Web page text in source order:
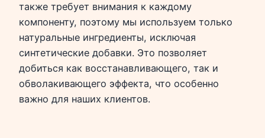
также требует внимания к каждому
компоненту, поэтому мы используем только
натуральные ингредиенты, исключая
синтетические добавки. Это позволяет
добиться как восстанавливающего, так и
обволакивающего эффекта, что особенно
важно для наших клиентов.